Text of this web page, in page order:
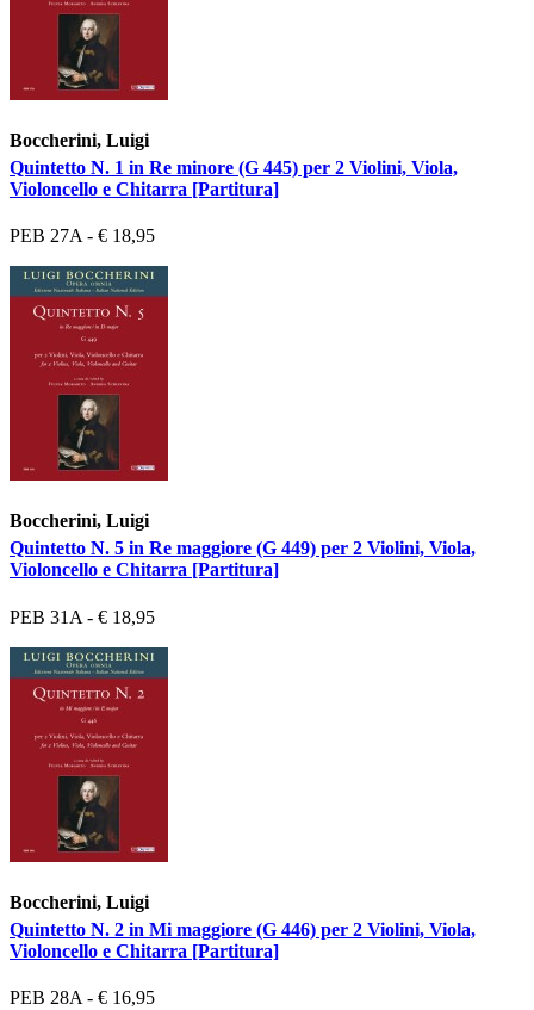
Boccherini, Luigi
Quintetto N. 1 in Re minore (G 445) per 2 Violini, Viola,
Violoncello e Chitarra [Partitura]
PEB 27A - € 18,95
Boccherini, Luigi
Quintetto N. 5 in Re maggiore (G 449) per 2 Violini, Viola,
Violoncello e Chitarra [Partitura]
PEB 31A - € 18,95
Boccherini, Luigi
Quintetto N. 2 in Mi maggiore (G 446) per 2 Violini, Viola,
Violoncello e Chitarra [Partitura]
PEB 28A - € 16,95